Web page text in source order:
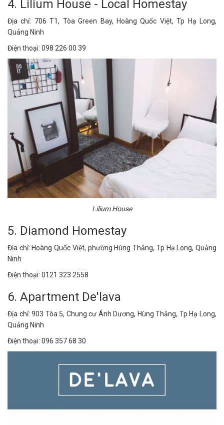
4. Lilium House - Local Homestay
Địa chỉ: 706 T1, Tòa Green Bay, Hoàng Quốc Việt, Tp Hạ Long,
Quảng Ninh
Điện thoại: 098 226 00 39
Lilium House
5. Diamond Homestay
Địa chỉ: Hoàng Quốc Việt, phường Hùng Thắng, Tp Hạ Long, Quảng
Ninh
Điện thoại: 0121 323 2558
6. Apartment De'lava
Địa chỉ: 903 Tòa 5, Chung cư Ánh Dương, Hùng Thắng, Tp Hạ Long,
Quảng Ninh
Điện thoại: 096 357 68 30